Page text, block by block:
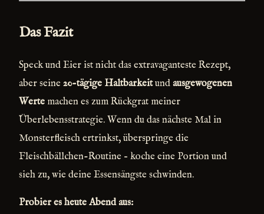
Das Fazit
Speck und Eier ist nicht das extravaganteste Rezept,
aber seine20-tägige Haltbarkeitundausgewogenen
Werte machen es zum Rückgrat meiner
Überlebensstrategie. Wenn du das nächste Mal in
Monsterfleisch ertrinkst, überspringe die
Fleischbällchen-Routine – koche eine Portion und
sieh zu, wie deine Essensängste schwinden.
Probier es heute Abend aus: